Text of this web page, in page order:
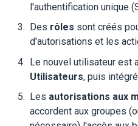
l'authentification unique
Des rôles sont créés
d'autorisations et les
Le nouvel utilisateur est
Utilisateurs, puis
Les autorisations aux
accordent aux groupes